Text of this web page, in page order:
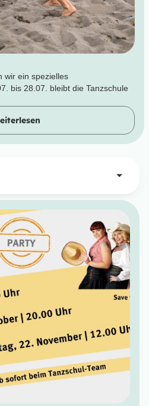
wir ein spezielles
bis 28.07. bleibt die Tanzschule